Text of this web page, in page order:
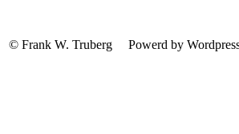
© Frank W. Truberg Powerd by